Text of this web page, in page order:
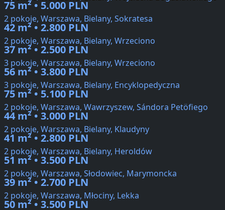
75 m² • 5.000 PLN
2 pokoje, Warszawa, Bielany, Sokratesa
42 m² • 2.800 PLN
2 pokoje, Warszawa, Bielany, Wrzeciono
37 m² • 2.500 PLN
3 pokoje, Warszawa, Bielany, Wrzeciono
56 m² • 3.800 PLN
3 pokoje, Warszawa, Bielany, Encyklopedyczna
75 m² • 5.100 PLN
2 pokoje, Warszawa, Wawrzyszew, Sándora Petöfiego
44 m² • 3.000 PLN
2 pokoje, Warszawa, Bielany, Klaudyny
41 m² • 2.800 PLN
2 pokoje, Warszawa, Bielany, Heroldów
51 m² • 3.500 PLN
2 pokoje, Warszawa, Słodowiec, Marymoncka
39 m² • 2.700 PLN
2 pokoje, Warszawa, Młociny, Lekka
50 m² • 3.500 PLN